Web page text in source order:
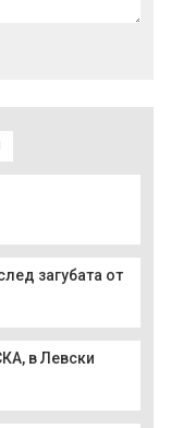
загубата от
в Левски